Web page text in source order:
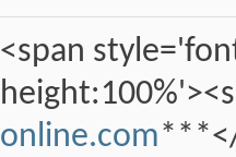
<span
online.com***</